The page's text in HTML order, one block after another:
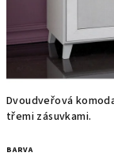
Dvoudveřová
třemi zásuvkami.
BARVA